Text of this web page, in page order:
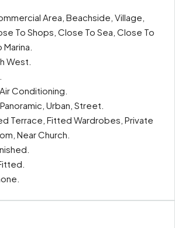
Area, Beachside, Village,
To Shops, Close To Sea, Close To
West.
Conditioning.
Urban, Street.
Terrace, Fitted Wardrobes, Private
Near Church.